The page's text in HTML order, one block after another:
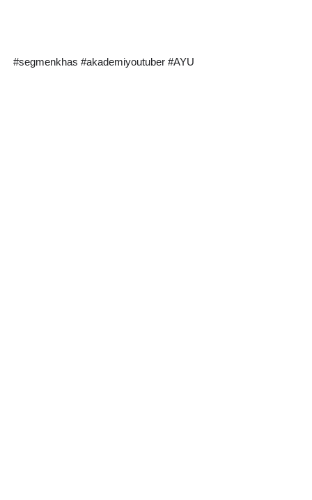
#segmenkhas #akademiyoutuber #AYU